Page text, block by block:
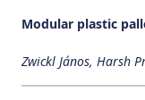
Modular plastic
Zwickl János, Harsh